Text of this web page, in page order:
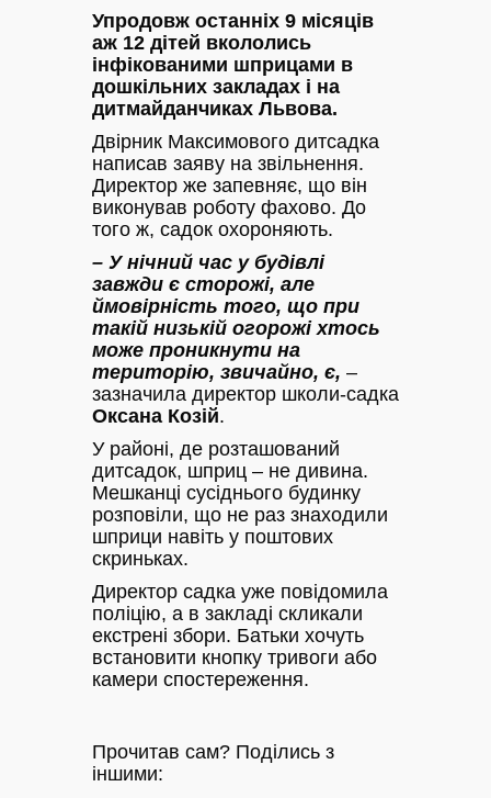
Упродовж останніх 9 місяців
аж 12 дітей вкололись
інфікованими шприцами в
дошкільних закладах і на
дитмайданчиках Львова.
Двірник Максимового дитсадка
написав заяву на звільнення.
Директор же запевняє, що він
виконував роботу фахово. До
того ж, садок охороняють.
– У нічний час у будівлі
завжди є сторожі, але
ймовірність того, що при
такій низькій огорожі хтось
може проникнути на
територію, звичайно, є, –
зазначила директор школи-садка
Оксана Козій.
У районі, де розташований
дитсадок, шприц – не дивина.
Мешканці сусіднього будинку
розповіли, що не раз знаходили
шприци навіть у поштових
скриньках.
Директор садка уже повідомила
поліцію, а в закладі скликали
екстрені збори. Батьки хочуть
встановити кнопку тривоги або
камери спостереження.
Прочитав сам? Поділись з
іншими: